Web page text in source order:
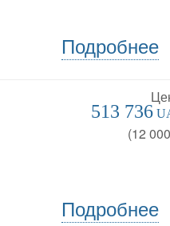
Подробнее
513 736
(12 000
Подробнее